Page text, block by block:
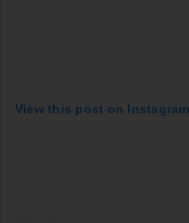
View this post on Instagram